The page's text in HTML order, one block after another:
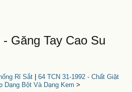
Găng Tay Cao Su
Rỉ Sắt
64 TCN 31-1992 - Chất Giặt
Dạng Bột Và Dạng Kem >